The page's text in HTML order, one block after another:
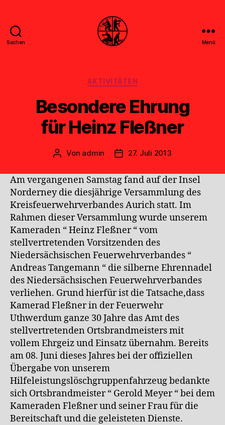
Suchen Menü
Kategorien
AKTIVITÄTEN
Besondere Ehrung
für Heinz Fleßner
Beitragsautor
Von admin Veröffentlichungsdatum
27. Juli 2013
Am vergangenen Samstag fand auf der Insel
Norderney die diesjährige Versammlung des
Kreisfeuerwehrverbandes Aurich statt. Im
Rahmen dieser Versammlung wurde unserem
Kameraden “ Heinz Fleßner “ vom
stellvertretenden Vorsitzenden des
Niedersächsischen Feuerwehrverbandes “
Andreas Tangemann “ die silberne Ehrennadel
des Niedersächsischen Feuerwehrverbandes
verliehen. Grund hierfür ist die Tatsache,dass
Kamerad Fleßner in der Feuerwehr
Uthwerdum ganze 30 Jahre das Amt des
stellvertretenden Ortsbrandmeisters mit
vollem Ehrgeiz und Einsatz übernahm. Bereits
am 08. Juni dieses Jahres bei der offiziellen
Übergabe von unserem
Hilfeleistungslöschgruppenfahrzeug bedankte
sich Ortsbrandmeister “ Gerold Meyer “ bei dem
Kameraden Fleßner und seiner Frau für die
Bereitschaft und die geleisteten Dienste.